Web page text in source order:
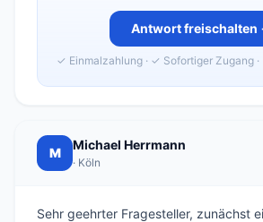
Antwort freischalten
✓ Einmalzahlung · ✓ Sofortiger Zugang
M
Michael Herrmann
· Köln
Sehr geehrter Fragesteller, zunächst